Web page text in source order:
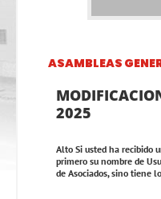
ASAMBLEAS
2025
Alto Si usted ha recibido
primero su nombre de
de Asociados, sino tiene